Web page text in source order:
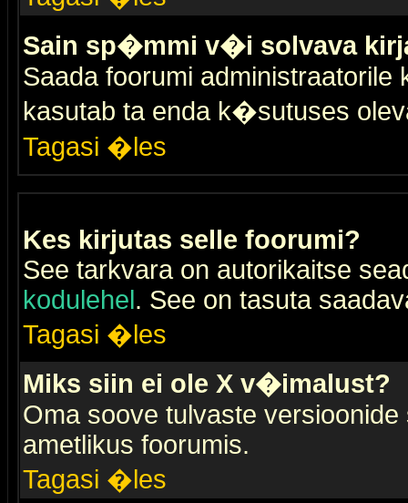
Sain sp�mmi v�i solvava
Saada foorumi
kasutab ta enda k�sutuses
Tagasi �les
Kes kirjutas selle foorumi?
See tarkvara on autorikaitse
kodulehel. See on tasuta
Tagasi �les
Miks siin ei ole X v�imalust?
Oma soove tulvaste
ametlikus foorumis.
Tagasi �les